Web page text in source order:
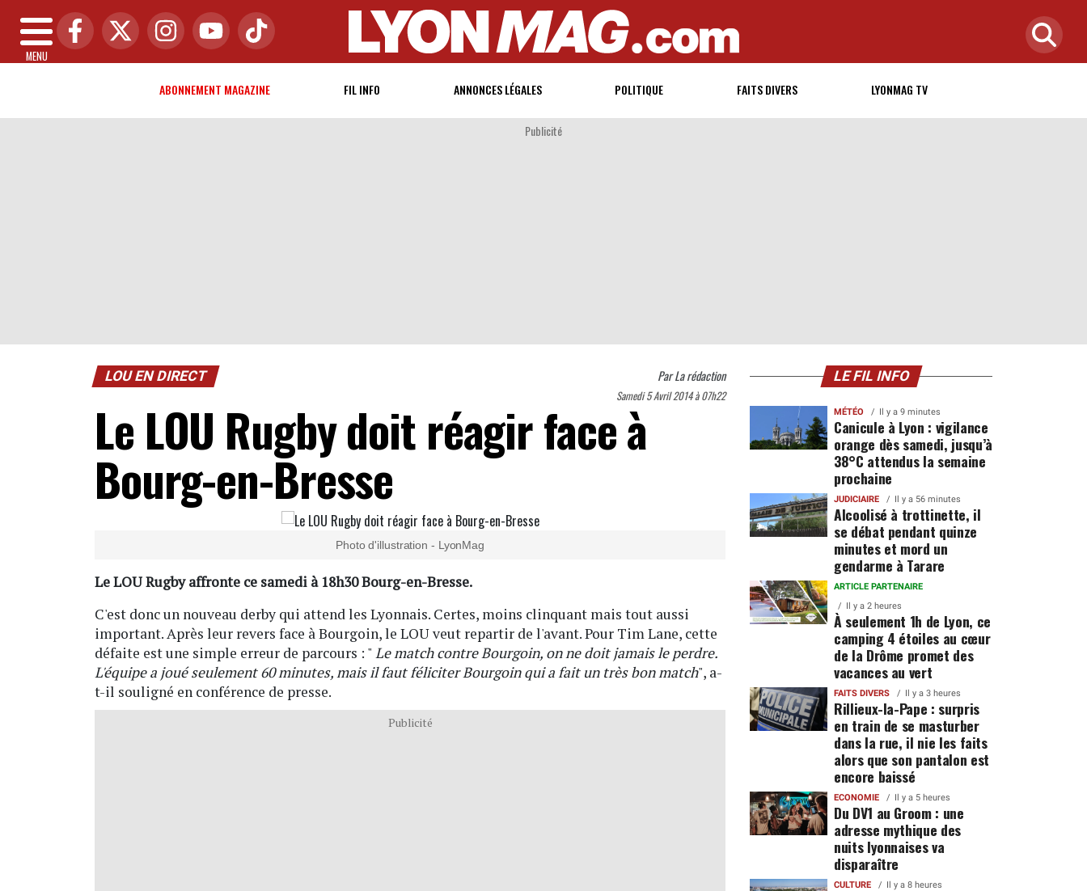
MENU
ABONNEMENT MAGAZINE FIL INFO ANNONCES LÉGALES POLITIQUE FAITS DIVERS LYONMAG TV
Publicité
LOU EN DIRECT ParLa rédaction
Samedi 5 Avril 2014 à 07h22
Le LOU Rugby doit réagir face à
Bourg-en-Bresse
Photo d'illustration - LyonMag
Le LOU Rugby affronte ce samedi à 18h30 Bourg-en-Bresse.
C'est donc un nouveau derby qui attend les Lyonnais. Certes, moins clinquant mais tout aussi
important. Après leur revers face à Bourgoin, le LOU veut repartir de l'avant. Pour Tim Lane, cette
défaite est une simple erreur de parcours : " Le match contre Bourgoin, on ne doit jamais le perdre.
L'équipe a joué seulement 60 minutes, mais il faut féliciter Bourgoin qui a fait un très bon match", a-
t-il souligné en conférence de presse.
Publicité
LE FIL INFO
MÉTÉO Il y a 9 minutes
Canicule à Lyon : vigilance
orange dès samedi, jusqu’à
38°C attendus la semaine
prochaine
JUDICIAIRE Il y a 56 minutes
Alcoolisé à trottinette, il
se débat pendant quinze
minutes et mord un
gendarme à Tarare
ARTICLE PARTENAIRE
Il y a 2 heures
À seulement 1h de Lyon, ce
camping 4 étoiles au cœur
de la Drôme promet des
vacances au vert
FAITS DIVERS Il y a 3 heures
Rillieux-la-Pape : surpris
en train de se masturber
dans la rue, il nie les faits
alors que son pantalon est
encore baissé
ECONOMIE Il y a 5 heures
Du DV1 au Groom : une
adresse mythique des
nuits lyonnaises va
disparaître
CULTURE Il y a 8 heures